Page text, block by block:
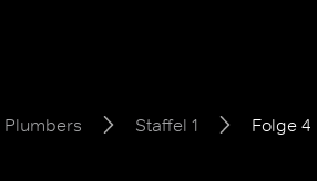
Staffel 1 Folge 4